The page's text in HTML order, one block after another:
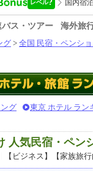
バス・ツアー
海外旅
グ> 全国 民宿・ペンシ
グ 東京 ホテル ラン
人気民宿・ペン
【ビジネス】【家族旅